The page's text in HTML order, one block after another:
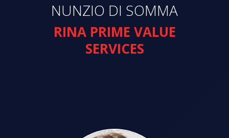
NUNZIO DI SOMMA
RINA PRIME VALUE
SERVICES